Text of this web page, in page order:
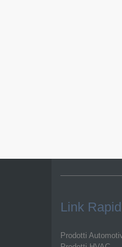
Link
Prodotti